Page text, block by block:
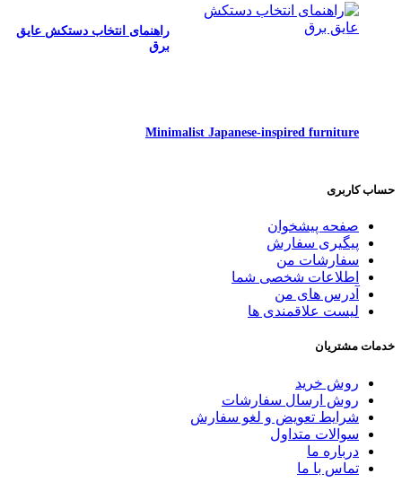
راهنمای انتخاب دستکش عایق
برق
Minimalist Japanese-inspired furniture
حساب کاربری
صفحه پیشخوان
پیگیری سفارش
سفارشات من
اطلاعات شخصی شما
آدرس های من
لیست علاقمندی ها
خدمات مشتریان
روش خرید
روش ارسال سفارشات
شرایط تعویض و لغو سفارش
سوالات متداول
درباره ما
تماس با ما